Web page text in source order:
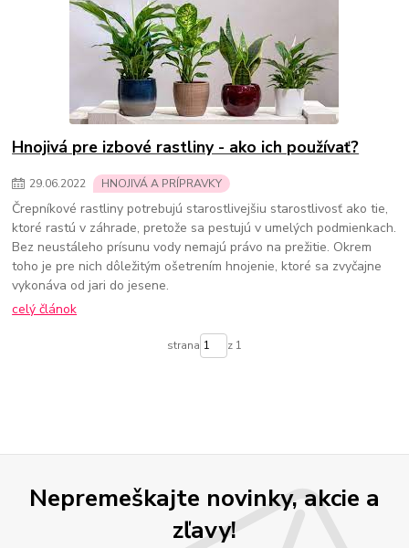
Hnojivá pre izbové rastliny - ako ich používať?
29.06.2022 HNOJIVÁ A PRÍPRAVKY
Črepníkové rastliny potrebujú starostlivejšiu starostlivosť ako tie,
ktoré rastú v záhrade, pretože sa pestujú v umelých podmienkach.
Bez neustáleho prísunu vody nemajú právo na prežitie. Okrem
toho je pre nich dôležitým ošetrením hnojenie, ktoré sa zvyčajne
vykonáva od jari do jesene.
celý článok
strana z 1
Nepremeškajte novinky, akcie a
zľavy!